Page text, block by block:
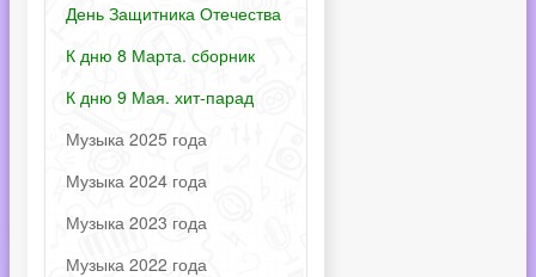
День Защитника Отечества
К дню 8 Марта. сборник
К дню 9 Мая. хит-парад
Музыка 2025 года
Музыка 2024 года
Музыка 2023 года
Музыка 2022 года